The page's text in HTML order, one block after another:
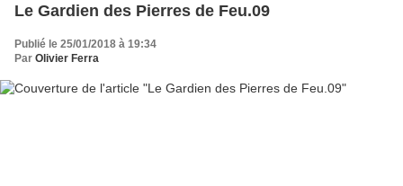
Le Gardien des Pierres de Feu.09
Publié le 25/01/2018 à 19:34
Par Olivier Ferra